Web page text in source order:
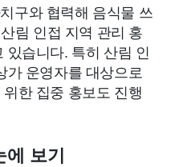
구와 협력해 음식물 쓰
림 인접 지역 관리 홍
있습니다. 특히 산림 인
가 운영자를 대상으로
한 집중 홍보도 진행
보기